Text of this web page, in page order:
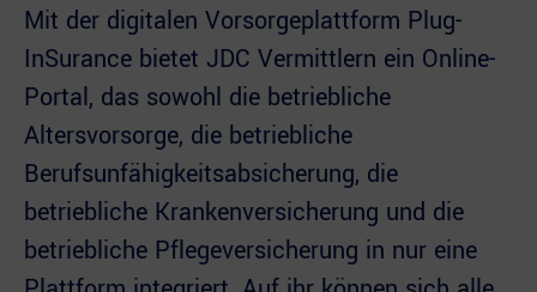
Mit der digitalen Vorsorgeplattform Plug-
InSurance bietet JDC Vermittlern ein Online-
Portal, das sowohl die betriebliche
Altersvorsorge, die betriebliche
Berufsunfähigkeitsabsicherung, die
betriebliche Krankenversicherung und die
betriebliche Pflegeversicherung in nur eine